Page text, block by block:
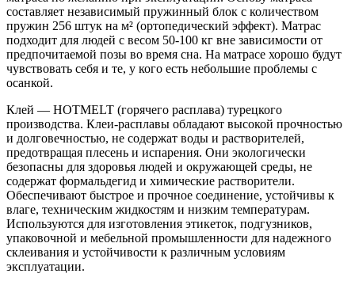
составляет независимый пружинный блок с количеством
пружин 256 штук на м² (ортопедический эффект). Матрас
подходит для людей с весом 50-100 кг вне зависимости от
предпочитаемой позы во время сна. На матрасе хорошо будут
чувствовать себя и те, у кого есть небольшие проблемы с
осанкой.
Клей — HOTMELT (горячего расплава) турецкого
производства. Клеи-расплавы обладают высокой прочностью
и долговечностью, не содержат воды и растворителей,
предотвращая плесень и испарения. Они экологически
безопасны для здоровья людей и окружающей среды, не
содержат формальдегид и химические растворители.
Обеспечивают быстрое и прочное соединение, устойчивы к
влаге, техническим жидкостям и низким температурам.
Используются для изготовления этикеток, подгузников,
упаковочной и мебельной промышленности для надежного
склеивания и устойчивости к различным условиям
эксплуатации.